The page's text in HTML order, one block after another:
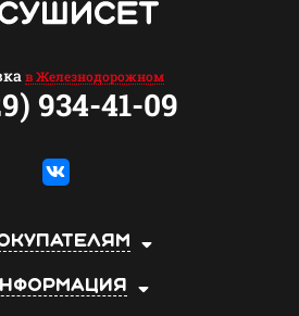
в Железнодорожном
934-41-09